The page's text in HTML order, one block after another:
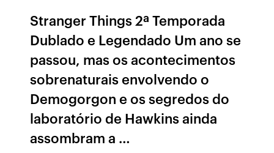
Stranger Things 2ª Temporada
Dublado e Legendado Um ano se
passou, mas os acontecimentos
sobrenaturais envolvendo o
Demogorgon e os segredos do
laboratório de Hawkins ainda
assombram a …